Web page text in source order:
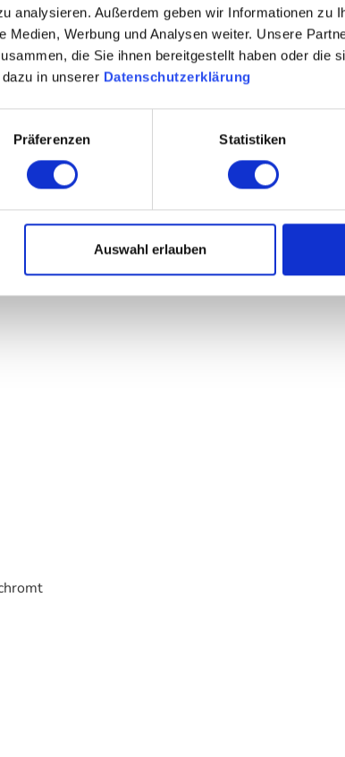
analysieren. Außerdem geben wir Informationen zu
Medien, Werbung und Analysen weiter. Unsere
die Sie ihnen bereitgestellt haben oder die
in unserer Datenschutzerklärung
Präferenzen Statistiken
Auswahl erlauben